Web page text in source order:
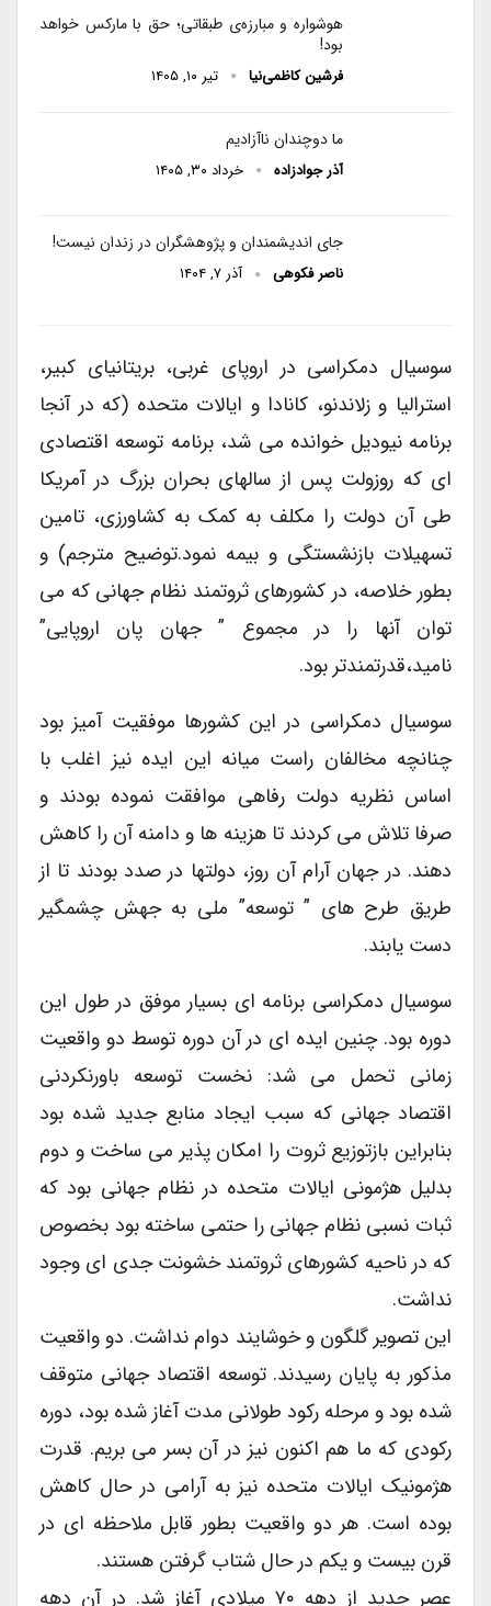
هوشواره و مبارزه‌ی طبقاتی؛ حق با مارکس خواهد
بود!
فرشین کاظمی‌نیا تیر ۱۰, ۱۴۰۵
ما دوچندان ناآزادیم
آذر جوادزاده خرداد ۳۰, ۱۴۰۵
جای اندیشمندان و پژوهشگران در زندان نیست!
ناصر فکوهی آذر ۷, ۱۴۰۴
سوسیال دمکراسی در اروپای غربی، بریتانیای کبیر،
استرالیا و زلاندنو، کانادا و ایالات متحده (که در آنجا
برنامه نیودیل خوانده می شد، برنامه توسعه اقتصادی
ای که روزولت پس از سالهای بحران بزرگ در آمریکا
طی آن دولت را مکلف به کمک به کشاورزی، تامین
تسهیلات بازنشستگی و بیمه نمود.توضیح مترجم) و
بطور خلاصه، در کشورهای ثروتمند نظام جهانی که می
توان آنها را در مجموع ” جهان پان اروپایی”
نامید،قدرتمندتر بود.
سوسیال دمکراسی در این کشورها موفقیت آمیز بود
چنانچه مخالفان راست میانه این ایده نیز اغلب با
اساس نظریه دولت رفاهی موافقت نموده بودند و
صرفا تلاش می کردند تا هزینه ها و دامنه آن را کاهش
دهند. در جهان آرام آن روز، دولتها در صدد بودند تا از
طریق طرح های ” توسعه” ملی به جهش چشمگیر
دست یابند.
سوسیال دمکراسی برنامه ای بسیار موفق در طول این
دوره بود. چنین ایده ای در آن دوره توسط دو واقعیت
زمانی تحمل می شد: نخست توسعه باورنکردنی
اقتصاد جهانی که سبب ایجاد منابع جدید شده بود
بنابراین بازتوزیع ثروت را امکان پذیر می ساخت و دوم
بدلیل هژمونی ایالات متحده در نظام جهانی بود که
ثبات نسبی نظام جهانی را حتمی ساخته بود بخصوص
که در ناحیه کشورهای ثروتمند خشونت جدی ای وجود
نداشت.
این تصویر گلگون و خوشایند دوام نداشت. دو واقعیت
مذکور به پایان رسیدند. توسعه اقتصاد جهانی متوقف
شده بود و مرحله رکود طولانی مدت آغاز شده بود، دوره
رکودی که ما هم اکنون نیز در آن بسر می بریم. قدرت
هژمونیک ایالات متحده نیز به آرامی در حال کاهش
بوده است. هر دو واقعیت بطور قابل ملاحظه ای در
قرن بیست و یکم در حال شتاب گرفتن هستند.
عصر جدید از دهه ۷۰ میلادی آغاز شد. در آن دهه